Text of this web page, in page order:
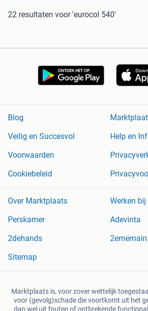
22 resultaten voor 'eurocol 540'
Blog
Veilig en Succesvol
Help en
Voorwaarden
Cookiebeleid
Over Marktplaats
Werken bij
Perskamer
Adevinta
2dehands
2ememain
Sitemap
Marktplaats is, voor zover wettelijk
voor (gevolg)schade die voortkomt uit het
dan wel uit fouten of ontbrekende